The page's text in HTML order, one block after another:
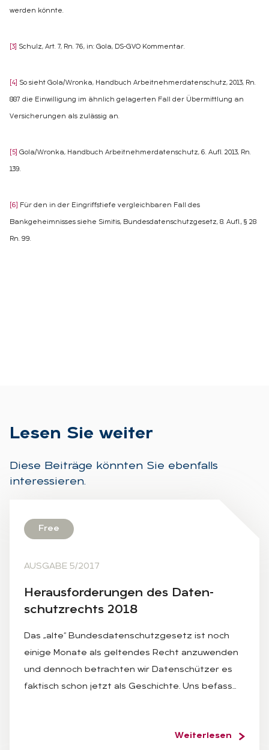
werden könnte.
[3] Schulz, Art. 7, Rn. 76, in: Gola, DS-GVO Kommentar.
[4] So sieht Gola/Wronka, Handbuch Arbeitnehmerdatenschutz, 2013, Rn.
887 die Einwilligung im ähnlich gelagerten Fall der Übermittlung an
Versicherungen als zulässig an.
[5] Gola/Wronka, Handbuch Arbeitnehmerdatenschutz, 6. Aufl. 2013, Rn.
139.
[6] Für den in der Eingriffstiefe vergleichbaren Fall des
Bankgeheimnisses siehe Simitis, Bundesdatenschutzgesetz, 8. Aufl., § 28
Rn. 99.
Le­sen Sie wei­ter
Diese Beiträge könnten Sie ebenfalls
interessieren.
Free
AUSGABE 5/2017
Her­aus­for­de­run­gen des Da­ten­
schutz­rechts 2018
Das „alte“ Bundesdatenschutzgesetz ist noch
einige Monate als geltendes Recht anzuwenden
und dennoch betrachten wir Datenschützer es
faktisch schon jetzt als Geschichte. Uns befass…
Weiterlesen